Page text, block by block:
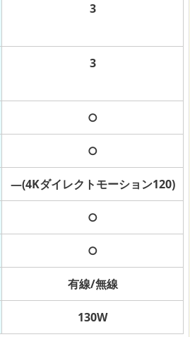
3
3
○
○
―(4Kダイレクトモーション120)
○
○
有線/無線
130W